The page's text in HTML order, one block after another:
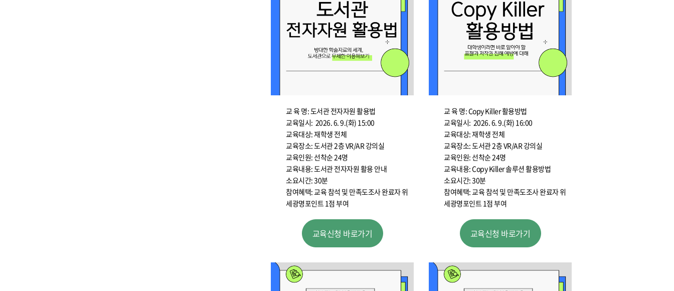
교 육 명: 도서관 전자자원 활용법
교육일시: 2026. 6. 9.(화) 15:00
교육대상: 재학생 전체
교육장소: 도서관 2층 VR/AR 강의실
교육인원: 선착순 24명
교육내용: 도서관 전자자원 활용 안내
소요시간: 30분
참여혜택: 교육 참석 및 만족도조사 완료자 위
세광명포인트 1점 부여
교육신청 바로가기
교 육 명: Copy Killer 활용방법
교육일시: 2026. 6. 9.(화) 16:00
교육대상: 재학생 전체
교육장소: 도서관 2층 VR/AR 강의실
교육인원: 선착순 24명
교육내용: Copy Killer 솔루션 활용방법
소요시간: 30분
참여혜택: 교육 참석 및 만족도조사 완료자 위
세광명포인트 1점 부여
교육신청 바로가기